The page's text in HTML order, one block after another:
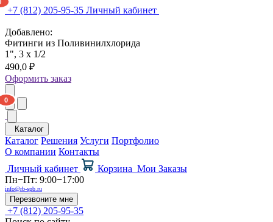
+7 (812) 205-95-35 Личный кабинет
Добавлено:
Фитинги из Поливинилхлорида
1", 3 x 1/2
490,0 ₽
Оформить заказ
Каталог
Каталог Решения Услуги Портфолио
О компании Контакты
Личный кабинет
Корзина Мои Заказы
Пн−Пт: 9:00−17:00
info@rb-spb.ru
Перезвоните мне
+7 (812) 205-95-35